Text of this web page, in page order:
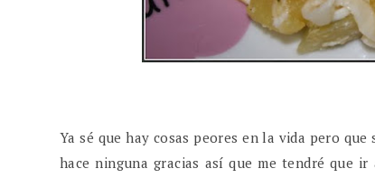
Ya sé que hay cosas peores en la vida pero
hace ninguna gracias así que me tendré que